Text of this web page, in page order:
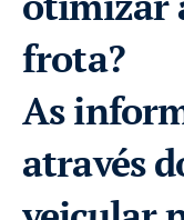
frota?
As
através